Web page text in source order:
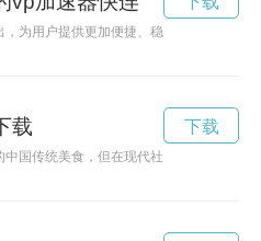
，为用户提供更加便捷、稳定的网络连接
载
中国传统美食，但在现代社会很难找到传
下载